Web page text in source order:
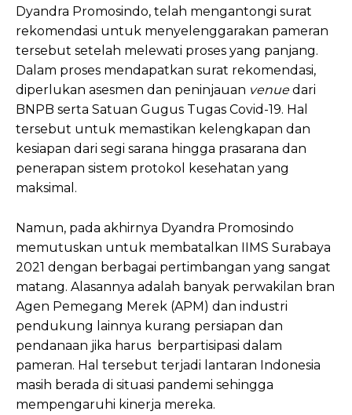
Dyandra Promosindo, telah mengantongi surat
rekomendasi untuk menyelenggarakan pameran
tersebut setelah melewati proses yang panjang.
Dalam proses mendapatkan surat rekomendasi,
diperlukan asesmen dan peninjauan venuedari
BNPB serta Satuan Gugus Tugas Covid-19. Hal
tersebut untuk memastikan kelengkapan dan
kesiapan dari segi sarana hingga prasarana dan
penerapan sistem protokol kesehatan yang
maksimal.
Namun, pada akhirnya Dyandra Promosindo
memutuskan untuk membatalkan IIMS Surabaya
2021 dengan berbagai pertimbangan yang sangat
matang. Alasannya adalah banyak perwakilan bran
Agen Pemegang Merek (APM) dan industri
pendukung lainnya kurang persiapan dan
pendanaan jika harus berpartisipasi dalam
pameran. Hal tersebut terjadi lantaran Indonesia
masih berada di situasi pandemi sehingga
mempengaruhi kinerja mereka.